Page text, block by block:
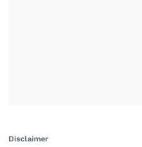
Disclaimer